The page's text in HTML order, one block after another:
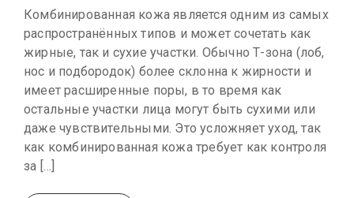
Комбинированная кожа является одним из самых
распространённых типов и может сочетать как
жирные, так и сухие участки. Обычно Т-зона (лоб,
нос и подбородок) более склонна к жирности и
имеет расширенные поры, в то время как
остальные участки лица могут быть сухими или
даже чувствительными. Это усложняет уход, так
как комбинированная кожа требует как контроля
за […]